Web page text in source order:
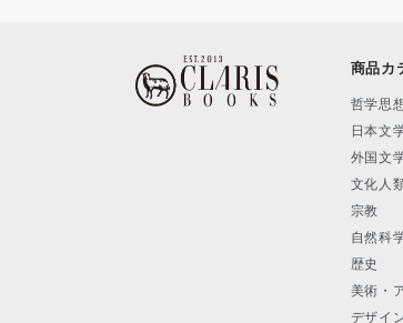
商品カ
哲学思
日本文
外国文
文化人
宗教
自然科
歴史
美術・
デザイ